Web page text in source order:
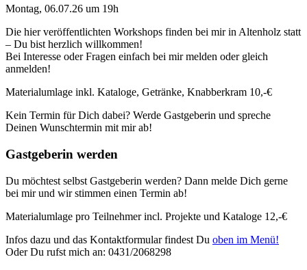
Montag, 06.07.26 um 19h
Die hier veröffentlichten Workshops finden bei mir in Altenholz statt
– Du bist herzlich willkommen!
Bei Interesse oder Fragen einfach bei mir melden oder gleich
anmelden!
Materialumlage inkl. Kataloge, Getränke, Knabberkram 10,-€
Kein Termin für Dich dabei? Werde Gastgeberin und spreche
Deinen Wunschtermin mit mir ab!
Gastgeberin werden
Du möchtest selbst Gastgeberin werden? Dann melde Dich gerne
bei mir und wir stimmen einen Termin ab!
Materialumlage pro Teilnehmer incl. Projekte und Kataloge 12,-€
Infos dazu und das Kontaktformular findest Du oben im Menü!
Oder Du rufst mich an: 0431/2068298